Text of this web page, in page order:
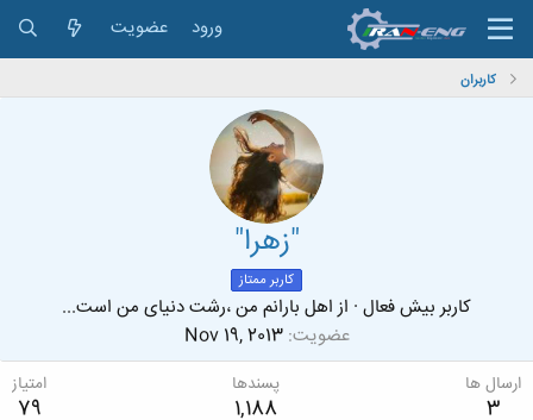
ورود عضویت
کاربران
"زهرا"
کاربر ممتاز
کاربر بیش فعال · از اهل بارانم من ،رشت دنیای من است...
عضویت Nov 19, 2013
ارسال ها
3
پسندها
1,188
امتیاز
79